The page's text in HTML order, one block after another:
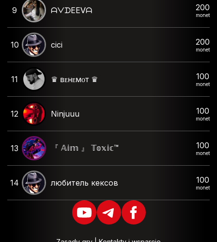
9 ᗩᐯᗪEEᐯᗩ 200
monet
10 cici 200
monet
11 ♛ ʙᴇʜᴇᴍᴏᴛ ♛ 100
monet
12 Ninjuuu 100
monet
13 『 𝔸𝕚𝕞 』 𝕋𝕠𝕩𝕚𝕔™ 100
monet
14 любитель кексов 100
monet